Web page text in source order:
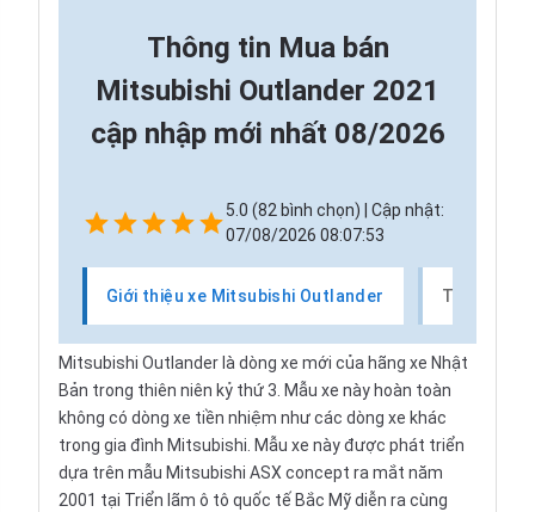
Thông tin Mua bán
Mitsubishi Outlander 2021
cập nhập mới nhất 08/2026
5.0 (82 bình chọn) | Cập nhật:
07/08/2026 08:07:53
Giới thiệu xe Mitsubishi Outlander Thị trường
Mitsubishi Outlander là dòng xe mới của hãng xe Nhật
Bản trong thiên niên kỷ thứ 3. Mẫu xe này hoàn toàn
không có dòng xe tiền nhiệm như các dòng xe khác
trong gia đình Mitsubishi . Mẫu xe này được phát triển
dựa trên mẫu Mitsubishi ASX concept ra mắt năm
2001 tại Triển lãm ô tô quốc tế Bắc Mỹ diễn ra cùng